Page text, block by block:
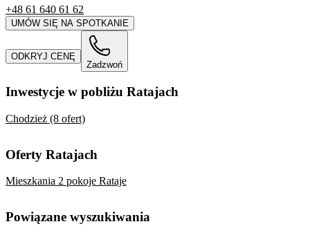
+48 61 640 61 62
UMÓW SIĘ NA SPOTKANIE
ODKRYJ CENĘ
Zadzwoń
Inwestycje w pobliżu Ratajach
Chodzież (8 ofert)
Oferty Ratajach
Mieszkania 2 pokoje Rataje
Powiązane wyszukiwania